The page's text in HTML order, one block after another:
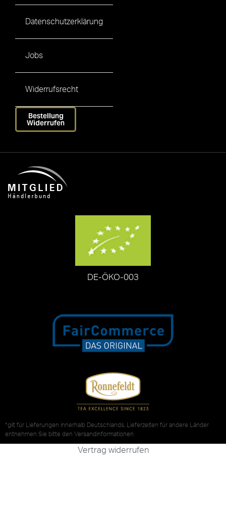
Datenschutzerklärung
Jobs
Widerrufsrecht
Bestellung
Widerrufen
DE-ÖKO-003
*gilt für Lieferungen innerhalb Deutschlands, Lieferzeiten für andere Länder
entnehmen Sie bitte den Versandinformationen
Vertrag widerrufen